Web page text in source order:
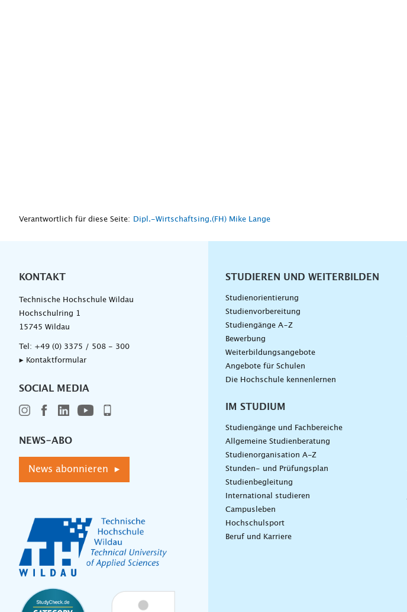
Verantwortlich für diese Seite: Dipl.-Wirtschaftsing.(FH) Mike Lange
KONTAKT
Technische Hochschule Wildau
Hochschulring 1
15745 Wildau
Tel: +49 (0) 3375 / 508 - 300
▸ Kontaktformular
SOCIAL MEDIA
NEWS-ABO
News abonnieren ▸
Unternavigation
STUDIEREN UND WEITERBILDEN
Studienorientierung
Studienvorbereitung
Studiengänge A–Z
Bewerbung
Weiterbildungsangebote
Angebote für Schulen
Die Hochschule kennenlernen
IM STUDIUM
Studiengänge und Fachbereiche
Allgemeine Studienberatung
Studienorganisation A-Z
Stunden- und Prüfungsplan
Studienbegleitung
International studieren
Campusleben
Hochschulsport
Beruf und Karriere